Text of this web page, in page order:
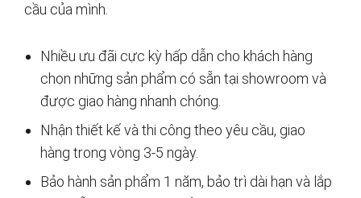
cầu của mình.
Nhiều ưu đãi cực kỳ hấp dẫn cho khách hàng
chọn những sản phẩm có sẵn tại showroom và
được giao hàng nhanh chóng.
Nhận thiết kế và thi công theo yêu cầu, giao
hàng trong vòng 3-5 ngày.
Bảo hành sản phẩm 1 năm, bảo trì dài hạn và lắp